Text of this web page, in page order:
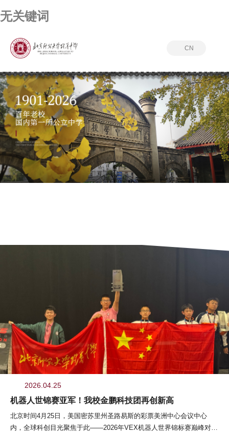
无关键词
CN
2026.04.25
机器人世锦赛亚军！我校金鹏科技团再创新高
北京时间4月25日，美国密苏里州圣路易斯的彩票美洲中心会议中心
内，全球科创目光聚焦于此——2026年VEX机器人世界锦标赛巅峰对决